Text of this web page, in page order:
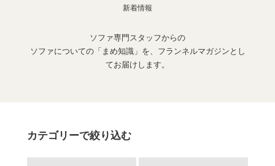
新着情報
ソファ専門スタッフからの
ソファについての「まめ知識」を、フランネルマガジンとし
てお届けします。
カテゴリーで絞り込む